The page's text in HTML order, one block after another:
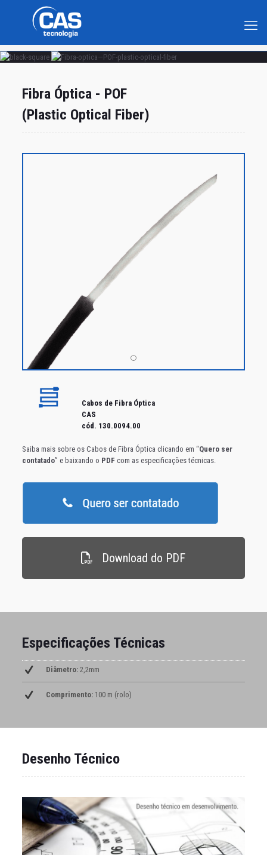
Fibra Óptica - POF
(Plastic Optical Fiber)
Cabos de Fibra Óptica
CAS
cód. 130.0094.00
Saiba mais sobre os Cabos de Fibra Óptica clicando em “Quero ser
contatado” e baixando o PDF com as especificações técnicas.
Download do PDF
Especificações Técnicas
Diâmetro:2,2mm
Comprimento:100 m (rolo)
Desenho Técnico